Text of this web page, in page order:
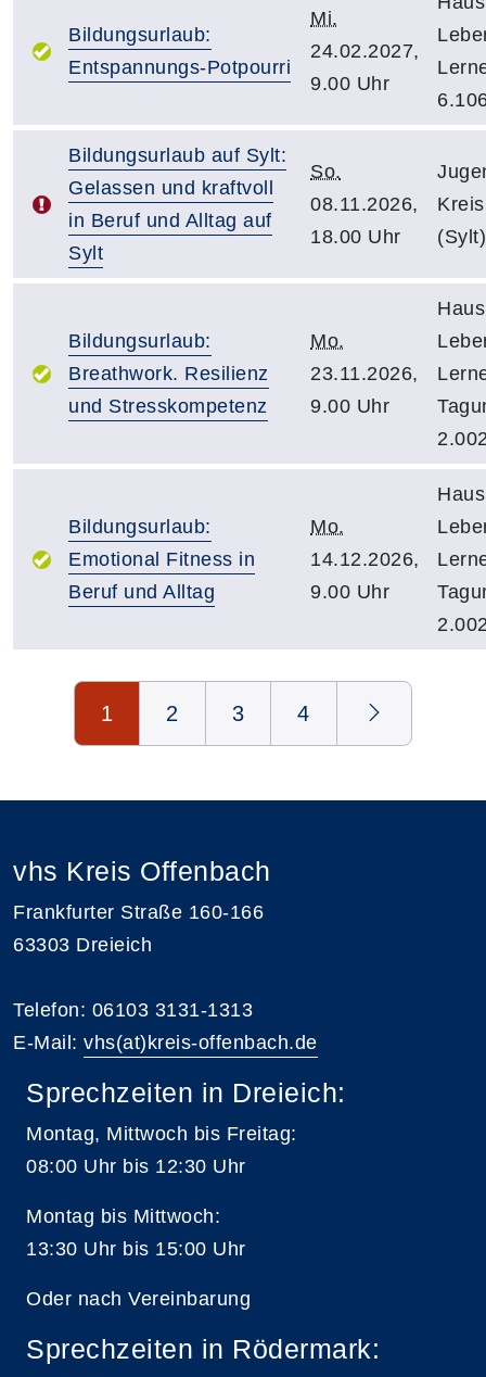
Bildungsurlaub:
Entspannungs-Potpourri
Mi.
24.02.2027,
9.00 Uhr
Bildungsurlaub auf Sylt:
Gelassen und kraftvoll
in Beruf und Alltag auf
Sylt
So.
08.11.2026,
18.00 Uhr
(Sylt)
Bildungsurlaub:
Breathwork. Resilienz
und Stresskompetenz
Mo.
23.11.2026,
9.00 Uhr
Bildungsurlaub:
Emotional Fitness in
Beruf und Alltag
Mo.
14.12.2026,
9.00 Uhr
Seite 1 von 4
1 2 3 4
vhs Kreis Offenbach
Frankfurter Straße 160-166
63303 Dreieich
Telefon: 06103 3131-1313
E-Mail: vhs(at)kreis-offenbach.de
Sprechzeiten in Dreieich:
Montag, Mittwoch bis Freitag:
08:00 Uhr bis 12:30 Uhr
Montag bis Mittwoch:
13:30 Uhr bis 15:00 Uhr
Oder nach Vereinbarung
Sprechzeiten in Rödermark: